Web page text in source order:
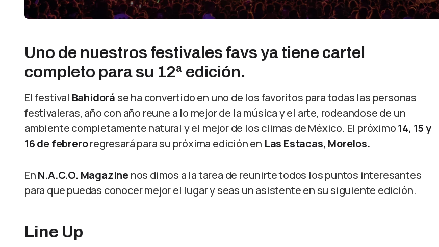
Uno de nuestros festivales favs ya tiene cartel
completo para su 12ª edición.
El festival Bahidorá se ha convertido en uno de los favoritos para todas las personas
festivaleras, año con año reune a lo mejor de la música y el arte, rodeandose de un
ambiente completamente natural y el mejor de los climas de México. El próximo14, 15 y
16 de febreroregresará para su próxima edición en Las Estacas, Morelos.
EnN.A.C.O. Magazinenos dimos a la tarea de reunirte todos los puntos interesantes
para que puedas conocer mejor el lugar y seas un asistente en su siguiente edición.
Line Up